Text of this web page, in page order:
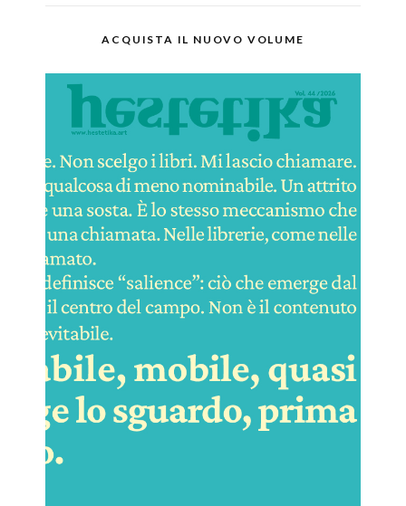
ACQUISTA IL NUOVO VOLUME